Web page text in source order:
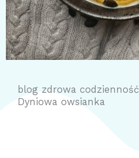
blog zdrowa codzienność
Dyniowa owsianka